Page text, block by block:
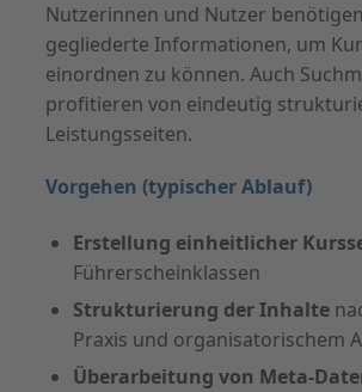
Nutzerinnen und Nutzer
gegliederte Informationen, um
einordnen zu können. Auch
profitieren von eindeutig
Leistungsseiten.
Vorgehen (typischer Ablauf)
Erstellung einheitlicher
Führerscheinklassen
Strukturierung der Inhalte
Praxis und organisatorischem
Überarbeitung von Meta-